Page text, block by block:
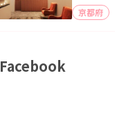
京都府
Facebook